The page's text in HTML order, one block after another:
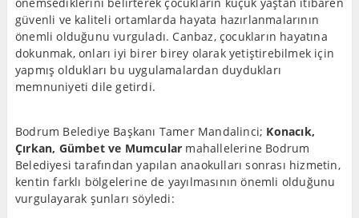
güvenli ve kaliteli ortamlarda hayata hazırlanmalarının
önemli olduğunu vurguladı. Canbaz, çocukların hayatına
dokunmak, onları iyi birer birey olarak yetiştirebilmek için
yapmış oldukları bu uygulamalardan duydukları
memnuniyeti dile getirdi.
Bodrum Belediye Başkanı Tamer Mandalinci; Konacık,
Çırkan, Gümbet ve Mumcular mahallelerine Bodrum
Belediyesi tarafından yapılan anaokulları sonrası hizmetin,
kentin farklı bölgelerine de yayılmasının önemli olduğunu
vurgulayarak şunları söyledi: